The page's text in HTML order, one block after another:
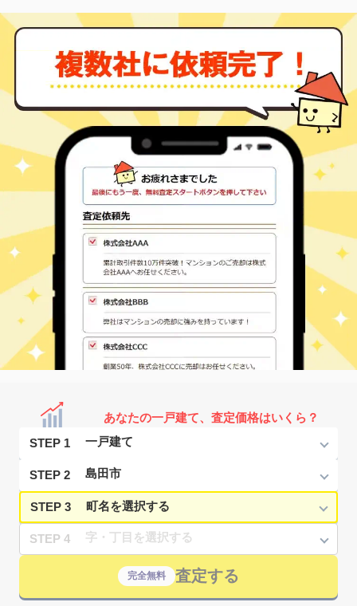
あなたの一戸建て、査定価格はいくら？
STEP 1
STEP 2
STEP 3
STEP 4
完全無料 査定する